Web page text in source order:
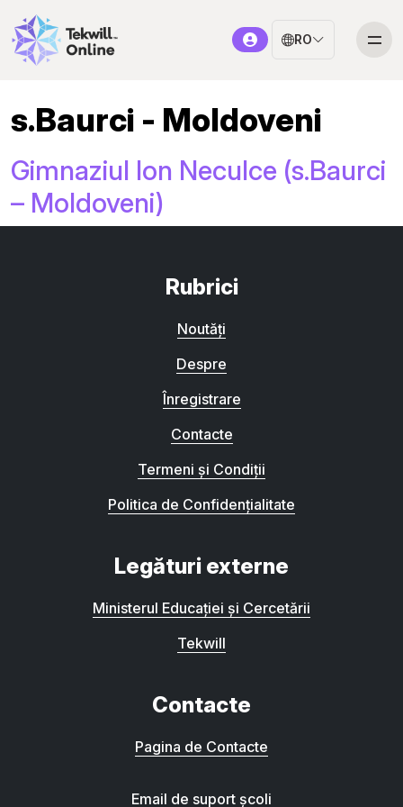
RO
s.Baurci - Moldoveni
Gimnaziul Ion Neculce (s.Baurci
– Moldoveni)
Rubrici
Noutăți
Despre
Înregistrare
Contacte
Termeni și Condiții
Politica de Confidențialitate
Legături externe
Ministerul Educației și Cercetării
Tekwill
Contacte
Pagina de Contacte
Email de suport școli